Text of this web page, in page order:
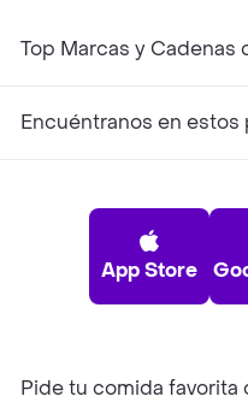
Top Marcas y Cadenas
Encuéntranos en estos
App Store
Pide tu comida favorita